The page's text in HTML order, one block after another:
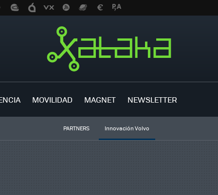
MOVILIDAD MAGNET NEWSLETTER
PARTNERS Innovación Volvo